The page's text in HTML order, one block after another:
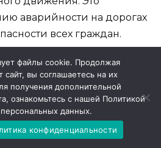
аварийности на дорогах
всех граждан.
гаишниц в дорожную
равные возможности
система будет
справедливости,
независимо от пола,
файлы cookie. Продолжая
сайт, вы соглашаетесь на их
получения дополнительной
ознакомьтесь с нашей Политикой
данных.
конфиденциальности